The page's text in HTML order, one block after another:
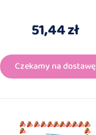
51,44 zł
Czekamy na dostawę